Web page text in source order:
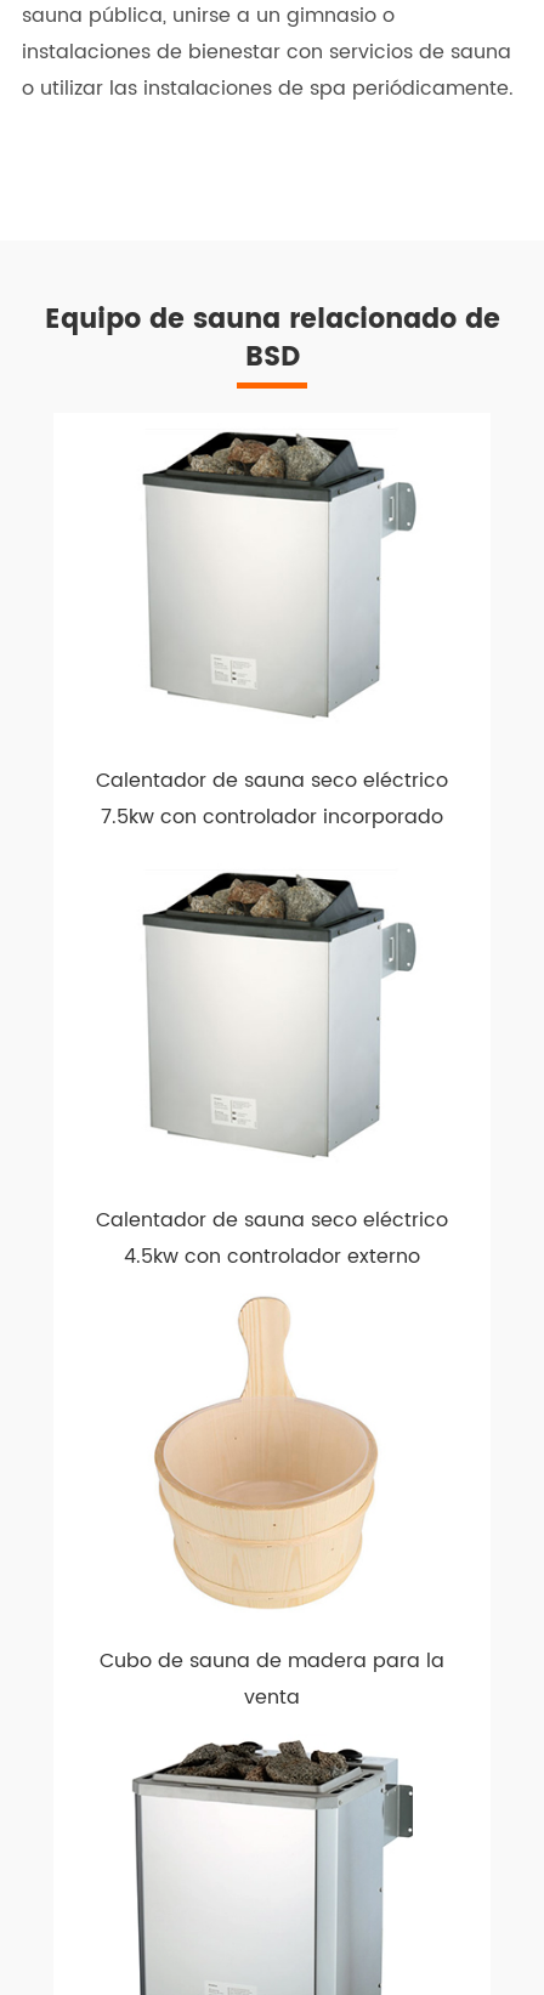
sauna pública, unirse a un gimnasio o
instalaciones de bienestar con servicios de sauna
o utilizar las instalaciones de spa periódicamente.
Equipo de sauna relacionado de
BSD
Calentador de sauna seco eléctrico
7.5kw con controlador incorporado
Calentador de sauna seco eléctrico
4.5kw con controlador externo
Cubo de sauna de madera para la
venta